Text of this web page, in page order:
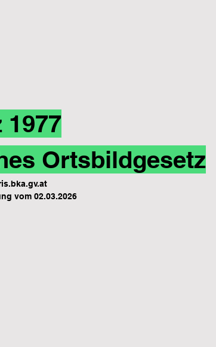
Ortsbildgesetz
vom 02.03.2026